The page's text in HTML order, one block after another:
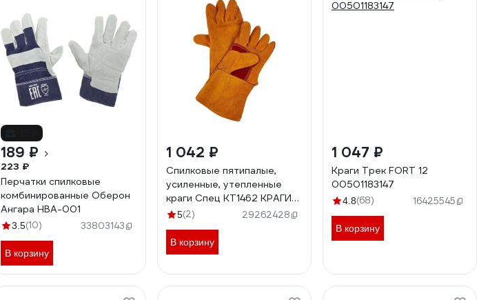
189 ₽
223 ₽
Перчатки спилковые
комбинированные Оберон
Ангара HBA-001
3.5(10) 33803143
В корзину
1 042 ₽
Спилковые пятипалые,
усиленные, утепленные
краги Спец KT1462 КРАГИ-
KT1462
5(2) 29262428
В корзину
1 047 ₽
Краги Трек FORT 12
00501183147
4.8(68) 16425545
В корзину